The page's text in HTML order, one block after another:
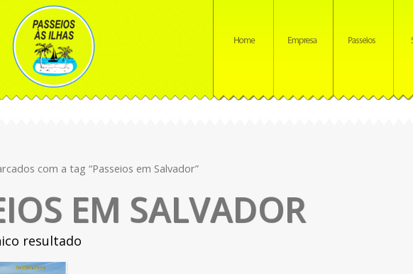
com a tag “Passeios em Salvador”
EM SALVADOR
resultado